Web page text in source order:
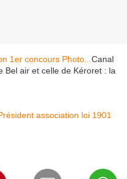
Canal
Bel air et celle de Kéroret : la
association loi 1901